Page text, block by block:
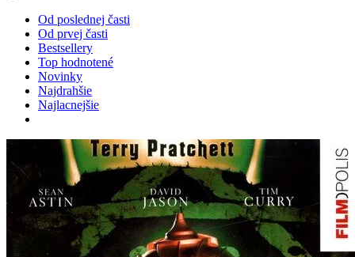
Od poslednej časti
Od prvej časti
Bestsellery
Top hodnotené
Novinky
Najdrahšie
Najlacnejšie